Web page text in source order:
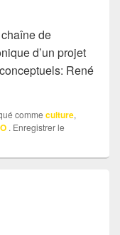
de
d’un projet
René
comme culture,
. Enregistrer le